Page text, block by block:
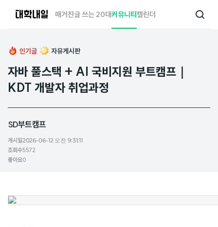
매거진글 쓰는 20대커뮤니티캘린더
검
인기글 자유게시판
자바 풀스택 + AI 국비지원 부트캠프｜
KDT 개발자 취업과정
SD부트캠프
게시일2026-06-12 오전 9:31:11
조회수5572
좋아요0